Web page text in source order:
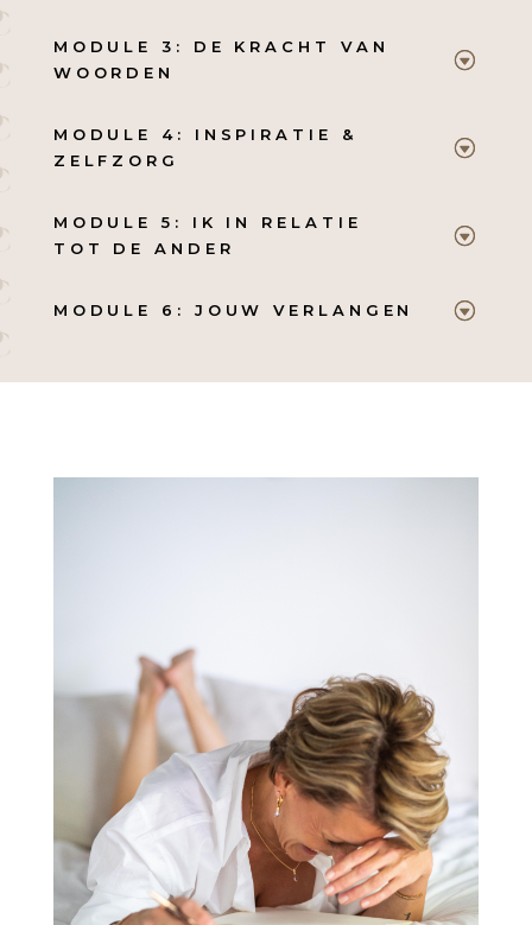
MODULE 3: DE KRACHT VAN
WOORDEN
MODULE 4: INSPIRATIE &
ZELFZORG
MODULE 5: IK IN RELATIE
TOT DE ANDER
MODULE 6: JOUW VERLANGEN